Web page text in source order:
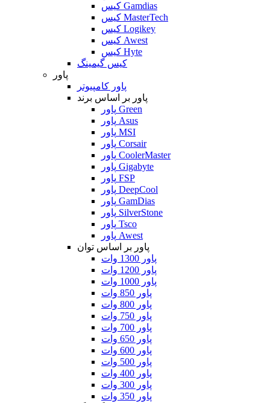
کیس Gamdias
کیس MasterTech
کیس Logikey
کیس Awest
کیس Hyte
کیس گیمینگ
پاور
پاور کامپیوتر
پاور بر اساس برند
پاور Green
پاور Asus
پاور MSI
پاور Corsair
پاور CoolerMaster
پاور Gigabyte
پاور FSP
پاور DeepCool
پاور GamDias
پاور SilverStone
پاور Tsco
پاور Awest
پاور بر اساس توان
پاور 1300 وات
پاور 1200 وات
پاور 1000 وات
پاور 850 وات
پاور 800 وات
پاور 750 وات
پاور 700 وات
پاور 650 وات
پاور 600 وات
پاور 500 وات
پاور 400 وات
پاور 300 وات
پاور 350 وات